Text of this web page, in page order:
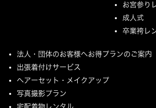
お宮参り
成人式
卒業袴レ
法人・団体のお客様へお得プランのご案内
出張着付けサービス
ヘアーセット・メイクアップ
写真撮影プラン
宅配着物レンタル